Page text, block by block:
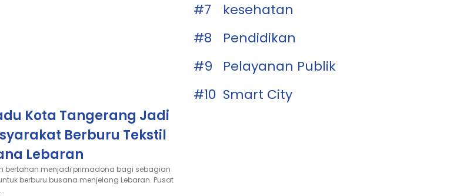
Kota Tangerang Jadi
Berburu Tekstil
Lebaran
bertahan menjadi primadona bagi sebagian
berburu busana menjelang Lebaran. Pusat
#7
kesehatan
#8
Pendidikan
#9
Pelayanan Publik
#10 Smart City